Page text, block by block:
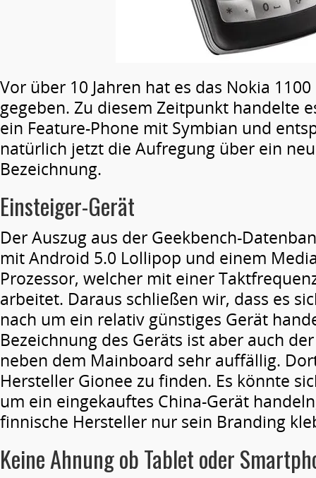
Vor über 10 Jahren hat es das Nokia
gegeben. Zu diesem Zeitpunkt handelte
ein Feature-Phone mit Symbian und
natürlich jetzt die Aufregung über ein
Bezeichnung.
Einsteiger-Gerät
Der Auszug aus der Geekbench-
mit Android 5.0 Lollipop und einem
Prozessor, welcher mit einer
arbeitet. Daraus schließen wir, dass es
nach um ein relativ günstiges Gerät
Bezeichnung des Geräts ist aber auch
neben dem Mainboard sehr auffällig.
Hersteller Gionee zu finden. Es könnte
um ein eingekauftes China-Gerät
finnische Hersteller nur sein Branding
Keine Ahnung ob Tablet oder